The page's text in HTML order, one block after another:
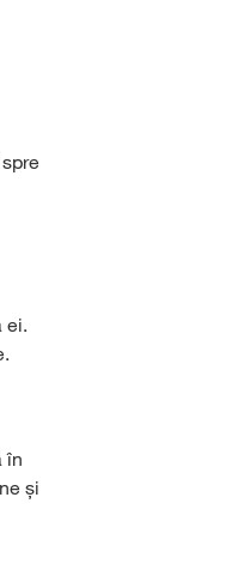
ei.
în
și